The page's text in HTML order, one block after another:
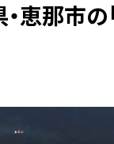
恵那市